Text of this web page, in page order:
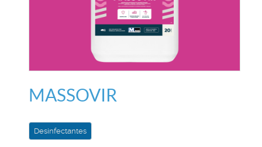
MASSOVIR
Desinfectantes